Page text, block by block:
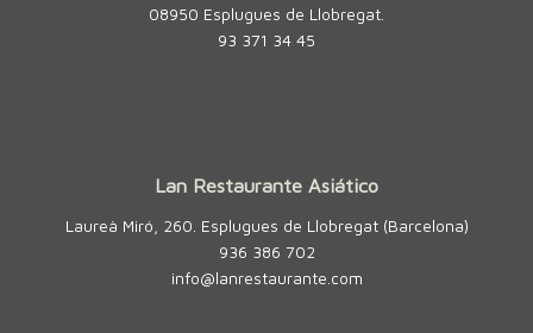
08950 Esplugues de Llobregat.
93 371 34 45
Lan Restaurante Asiático
Laureà Miró, 260. Esplugues de Llobregat (Barcelona)
936 386 702
info@lanrestaurante.com